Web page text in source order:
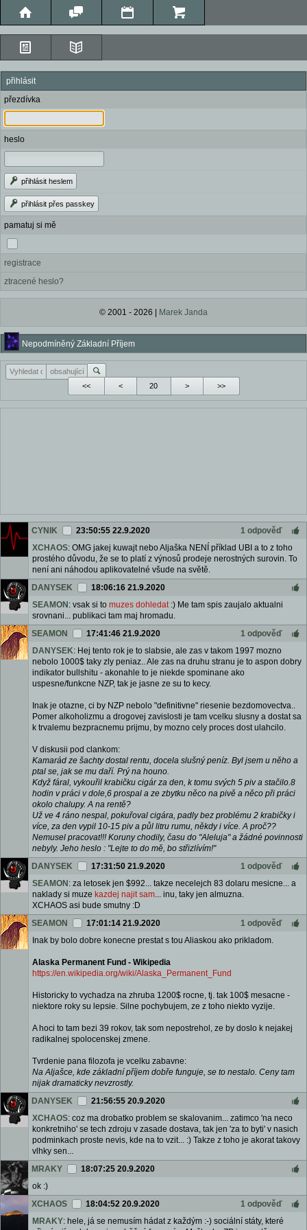
přihlásit
přezdívka
heslo
přihlásit heslem
přihlásit přes passkey
pamatuj si mě
registrace
ztracené heslo?
© 2001 - 2026 | Marek Janda
Nepodmíněný Základní Příjem
<< < > >>
CYNIK 23:50:55 22.9.2020
1 odpověď
XCHAOS: OMG jakej kuwajt nebo Aljaška NENÍ příklad UBI a to z toho
prostého důvodu, že se to platí z výnosů prodeje nerostných surovin. To
není ani náhodou aplikovatelné všude na světě.
DANYSEK
18:06:16 21.9.2020
SEAMON : vsak si to muzes dohledat:) Me tam spis zaujalo aktualni
srovnani... publikaci tam maj hromadu.
SEAMON
17:41:46 21.9.2020
1 odpověď
DANYSEK: Hej tento rok je to slabsie, ale zas v takom 1997 mozno
nebolo 1000$ taky zly peniaz.. Ale zas na druhu stranu je to aspon dobry
indikator bullshitu - akonahle to je niekde spominane ako
uspesne/funkcne NZP, tak je jasne ze su to kecy.
Inak je otazne, ci by NZP nebolo "definitivne" riesenie bezdomovectva..
Pomer alkoholizmu a drogovej zavislosti je tam vcelku slusny a dostat sa
k trvalemu bezpracnemu prijmu, by mozno cely proces dost ulahcilo.
V diskusii pod clankom:
Kamarád ze šachty dostal rentu, docela slušný peníz. Byl jsem u něho a
ptal se, jak se mu daří. Prý na houno.
Když fáral, vykouřil krabičku cigár za den, k tomu svých 5 piv a stačilo.8
hodin v práci v dole,6 prospal a ze zbytku něco na pivě a něco při práci
okolo chalupy. A na rentě?
Už ve 4 ráno nespal, pokuřoval cigára, padly bez problému 2 krabičky i
více, za den vypil 10-15 piv a půl litru rumu, někdy i více. A proč??
Nemusel pracovat!!! Koruny chodily, času do "Aleluja" a žádné povinnosti
nebyly. Jeho heslo : "Lejte to do mě, bo střizlívím!"
DANYSEK
17:31:50 21.9.2020
1 odpověď
SEAMON : za letosek jen $992... takze necelejch 83 dolaru mesicne... a
naklady si muze kazdej najit sam... inu, taky jen almuzna.
XCHAOS asi bude smutny :D
SEAMON
17:01:14 21.9.2020
1 odpověď
Inak by bolo dobre konecne prestat s tou Aliaskou ako prikladom.
Alaska Permanent Fund - Wikipedia
https://en.wikipedia.org/wiki/Alaska_Permanent_Fund
Historicky to vychadza na zhruba 1200$ rocne, tj. tak 100$ mesacne -
niektore roky su lepsie. Silne pochybujem, ze z toho niekto vyzije.
A hoci to tam bezi 39 rokov, tak som nepostrehol, ze by doslo k nejakej
radikalnej spolocenskej zmene.
Tvrdenie pana filozofa je vcelku zabavne:
Na Aljašce, kde základní příjem dobře funguje, se to nestalo. Ceny tam
nijak dramaticky nevzrostly.
DANYSEK
21:56:55 20.9.2020
XCHAOS: coz ma drobatko problem se skalovanim... zatimco 'na neco
konkretniho' se tech zdroju v zasade dostava, tak jen 'za to byti' v nasich
podminkach proste nevis, kde na to vzit... :) Takze z toho je akorat takovy
vlhky sen...
MRAKY
18:07:25 20.9.2020
ok :)
XCHAOS
18:04:52 20.9.2020
1 odpověď
MRAKY: hele, já se nemusím hádat z každým :-) sociální státy, které